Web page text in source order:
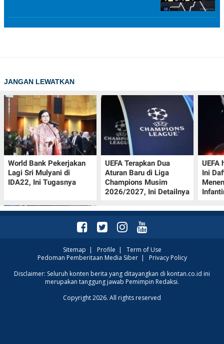
JANGAN LEWATKAN
World Bank Pekerjakan
Lagi Sri Mulyani di
IDA22, Ini Tugasnya
UEFA Terapkan Dua
Aturan Baru di Liga
Champions Musim
2026/2027, Ini Detailnya
UEFA
Ini
Jadwal Perempat Final
GOTF MLBB 2026: ONIC
Amankan Semifinal
Sitemap | Profile | Term of Use
Pedoman Pemberitaan Media Siber| Privacy Policy
Disclaimer: Seluruh konten berita yang ditayangkan di kontan.co.id ini
merupakan tanggung jawab Pemimpin Redaksi.
Copyright 2026. All rights reserved